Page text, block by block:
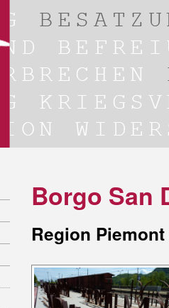
Borgo San
Region